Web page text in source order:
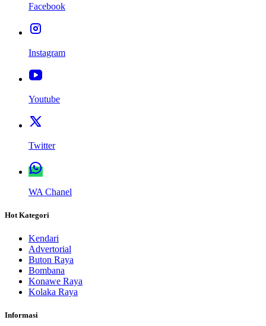
Facebook
Instagram
Youtube
Twitter
WA Chanel
Hot Kategori
Kendari
Advertorial
Buton Raya
Bombana
Konawe Raya
Kolaka Raya
Informasi